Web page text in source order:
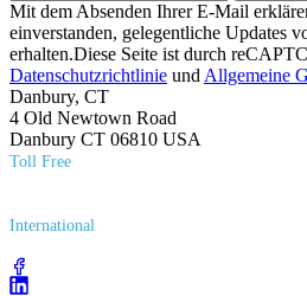
Mit dem Absenden Ihrer E-Mail
einverstanden, gelegentliche Updates
erhalten.Diese Seite ist durch
Datenschutzrichtlinie und Allgemeine
Danbury, CT
4 Old Newtown Road
Danbury CT 06810 USA
Toll Free
International